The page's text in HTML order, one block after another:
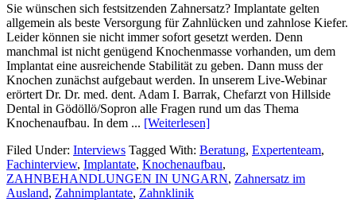
Sie wünschen sich festsitzenden Zahnersatz? Implantate gelten
allgemein als beste Versorgung für Zahnlücken und zahnlose Kiefer.
Leider können sie nicht immer sofort gesetzt werden. Denn
manchmal ist nicht genügend Knochenmasse vorhanden, um dem
Implantat eine ausreichende Stabilität zu geben. Dann muss der
Knochen zunächst aufgebaut werden. In unserem Live-Webinar
erörtert Dr. Dr. med. dent. Adam I. Barrak, Chefarzt von Hillside
Dental in Gödöllö/Sopron alle Fragen rund um das Thema
Knochenaufbau. In dem ... [Weiterlesen]
Filed Under: Interviews Tagged With: Beratung, Expertenteam,
Fachinterview, Implantate, Knochenaufbau,
ZAHNBEHANDLUNGEN IN UNGARN, Zahnersatz im
Ausland, Zahnimplantate, Zahnklinik